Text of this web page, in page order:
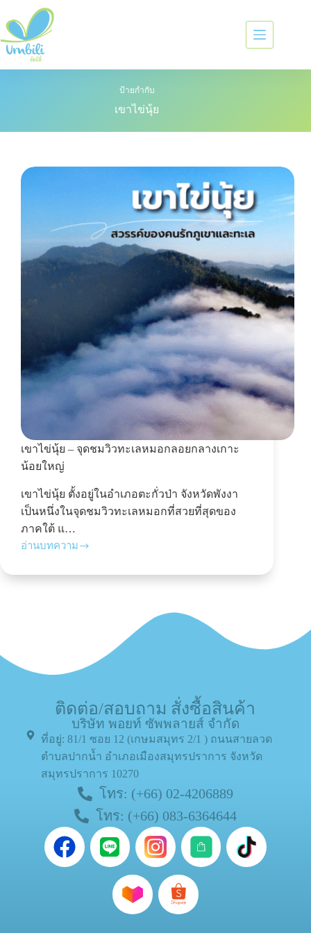
ป้ายกำกับ
เขาไข่นุ้ย
เขาไข่นุ้ย – จุดชมวิวทะเลหมอกลอยกลางเกาะ
น้อยใหญ่
เขาไข่นุ้ย ตั้งอยู่ในอำเภอตะกั่วป่า จังหวัดพังงา
เป็นหนึ่งในจุดชมวิวทะเลหมอกที่สวยที่สุดของ
ภาคใต้ แ…
อ่านบทความ
ติดต่อ/สอบถาม สั่งซื้อสินค้า
บริษัท พอยท์ ซัพพลายส์ จำกัด
ที่อยู่: 81/1 ซอย 12 (เกษมสมุทร 2/1 ) ถนนสายลวด
ตำบลปากน้ำ อำเภอเมืองสมุทรปราการ จังหวัด
สมุทรปราการ 10270
โทร: (+66) 02-4206889
โทร: (+66) 083-6364644